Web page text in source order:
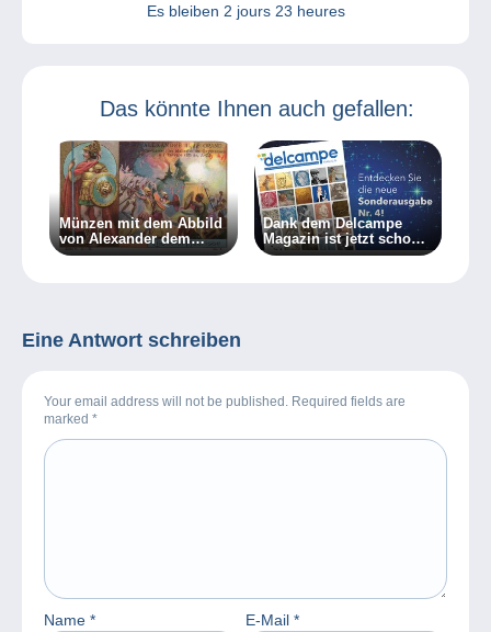
Es bleiben 2 jours 23 heures
Das könnte Ihnen auch gefallen:
Münzen mit dem Abbild
von Alexander dem
Großen
Dank dem Delcampe
Magazin ist jetzt schon
Weihnachten!
Eine Antwort schreiben
Your email address will not be published. Required fields are
marked *
Name * E-Mail *